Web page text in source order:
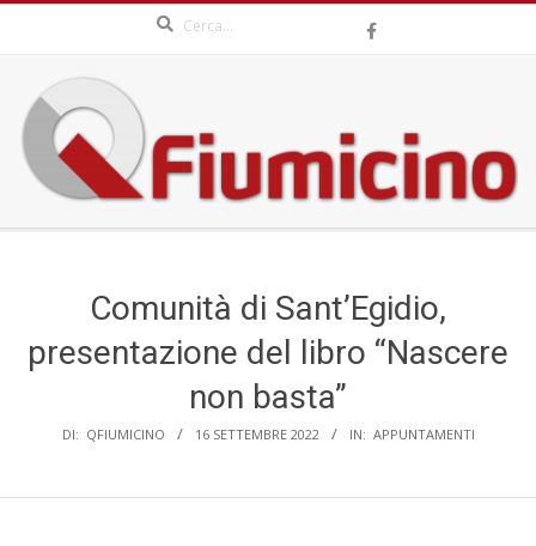
content
QFIUMICINO.COM
Comunità di Sant’Egidio,
presentazione del libro “Nascere
non basta”
DI: QFIUMICINO 16 SETTEMBRE 2022 IN: APPUNTAMENTI